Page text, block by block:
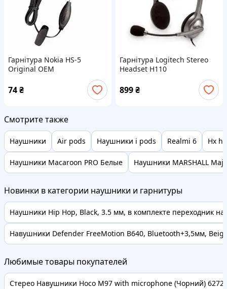
Гарнітура Nokia HS-5
Original OEM
74₴
Гарнітура Logitech Stereo
Headset H110
899₴
Смотрите также
Наушники Air pods Наушники i pods Realmi 6 Hx
Наушники Macaroon PRO Белые Наушники MARSHALL
Новинки в категории наушники и гарнитуры
Наушники Hip Hop, Black, 3.5 мм, в комплекте переходник на
Навушники Defender FreeMotion B640, Bluetooth+3,5мм,
Любимые товары покупателей
Стерео Навушники Hoco M97 with microphone (Чорний)